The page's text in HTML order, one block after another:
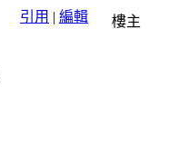
引用 | 編輯 樓主